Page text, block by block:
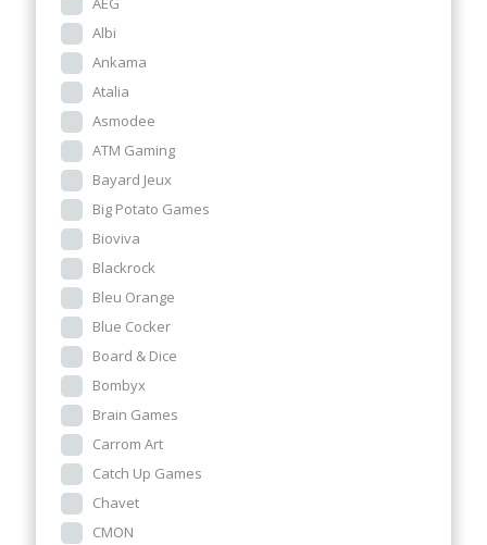
Albi
Ankama
Atalia
Asmodee
ATM Gaming
Bayard Jeux
Big Potato Games
Bioviva
Blackrock
Bleu Orange
Blue Cocker
Board & Dice
Bombyx
Brain Games
Carrom Art
Catch Up Games
Chavet
CMON